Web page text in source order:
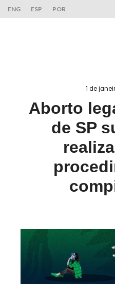
ENG ESP POR
1 de
Aborto
de SP